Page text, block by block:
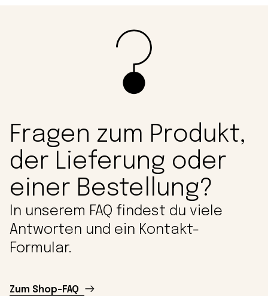
Fragen zum Produkt,
der Lieferung oder
einer Bestellung?
In unserem FAQ findest du viele
Antworten und ein Kontakt-
Formular.
Zum Shop-FAQ